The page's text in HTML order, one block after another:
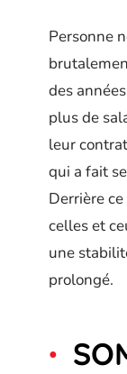
Personne
des
plus de
leur
qui a fait
Derrière
celles et
une
prolongé.